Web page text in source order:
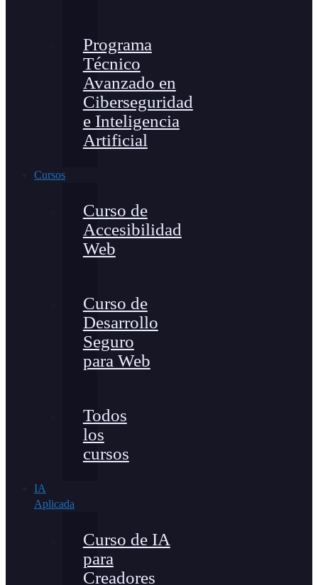
Programa
Técnico
Avanzado en
Ciberseguridad
e Inteligencia
Artificial
Cursos
Curso de
Accesibilidad
Web
Curso de
Desarrollo
Seguro
para Web
Todos
los
cursos
IA
Aplicada
Curso de IA
para
Creadores